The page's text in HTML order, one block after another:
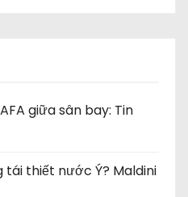
giữa sân bay: Tin
tái thiết nước Ý? Maldini